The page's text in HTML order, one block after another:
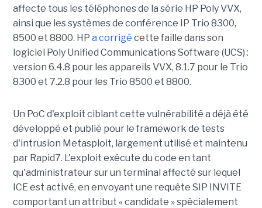
affecte tous les téléphones de la série HP Poly VVX,
ainsi que les systèmes de conférence IP Trio 8300,
8500 et 8800. HP a corrigé cette faille dans son
logiciel Poly Unified Communications Software (UCS) :
version 6.4.8 pour les appareils VVX, 8.1.7 pour le Trio
8300 et 7.2.8 pour les Trio 8500 et 8800.
Un PoC d'exploit ciblant cette vulnérabilité a déjà été
développé et publié pour le framework de tests
d'intrusion Metasploit, largement utilisé et maintenu
par Rapid7. L'exploit exécute du code en tant
qu'administrateur sur un terminal affecté sur lequel
ICE est activé, en envoyant une requête SIP INVITE
comportant un attribut « candidate » spécialement